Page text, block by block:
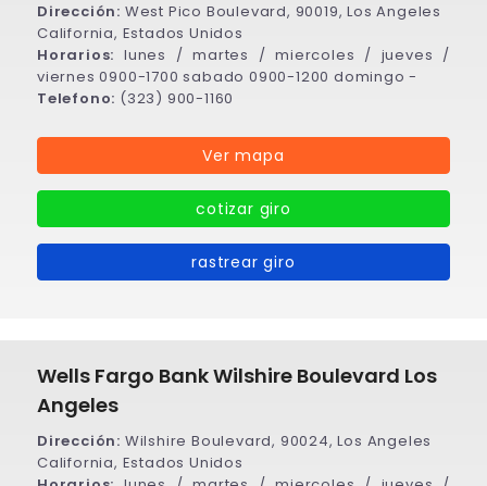
Dirección: West Pico Boulevard, 90019, Los Angeles
California, Estados Unidos
Horarios: lunes / martes / miercoles / jueves /
viernes 0900-1700 sabado 0900-1200 domingo -
Telefono: (323) 900-1160
Ver mapa
cotizar giro
rastrear giro
Wells Fargo Bank Wilshire Boulevard Los
Angeles
Dirección: Wilshire Boulevard, 90024, Los Angeles
California, Estados Unidos